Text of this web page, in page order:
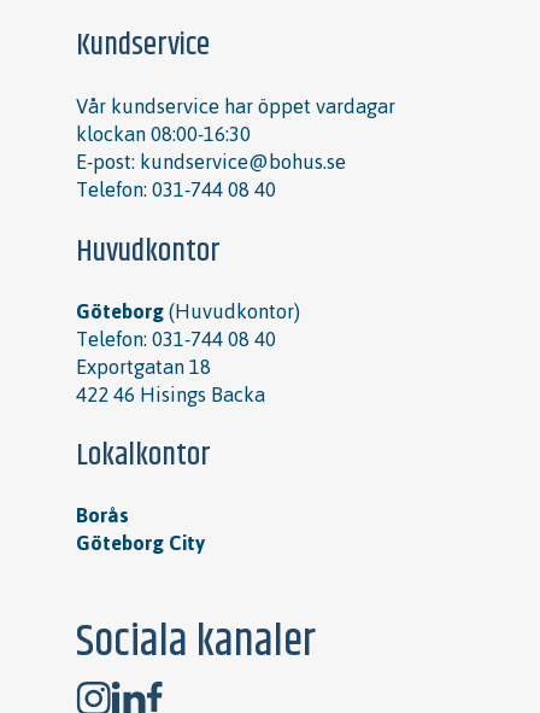
Kundservice
Vår kundservice har öppet vardagar
klockan 08:00-16:30
E-post:kundservice@bohus.se
Telefon:031-744 08 40
Huvudkontor
Göteborg(Huvudkontor)
Telefon:031-744 08 40
Exportgatan 18
422 46 Hisings Backa
Lokalkontor
Borås
Göteborg City
Sociala kanaler